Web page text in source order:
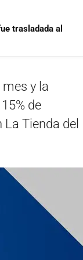
trasladada al
y la
de
Tienda del